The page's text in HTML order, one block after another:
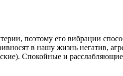
поэтому его вибрации
в нашу жизнь негатив,
Спокойные и